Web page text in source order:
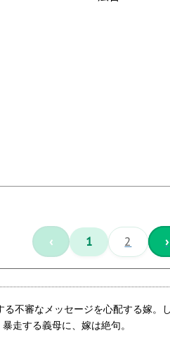
‹ 1 2 ›
不審なメッセージを心配する嫁
走する義母に、嫁は絶句。